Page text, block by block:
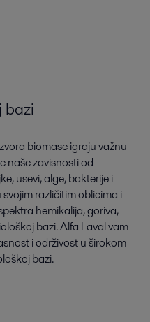
bazi
biomase igraju važnu
naše zavisnosti od
usevi, alge, bakterije i
različitim oblicima i
hemikalija, goriva,
bazi. Alfa Laval vam
i održivost u širokom
bazi.